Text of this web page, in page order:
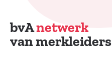
bvAnetwerk
van merkleiders